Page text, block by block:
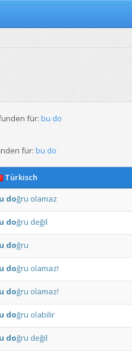
für: bu do
für: bu do
Türkisch
doğru olamaz
doğru değil
doğru
doğru olamaz!
doğru olamaz!
doğru olabilir
doğru değil